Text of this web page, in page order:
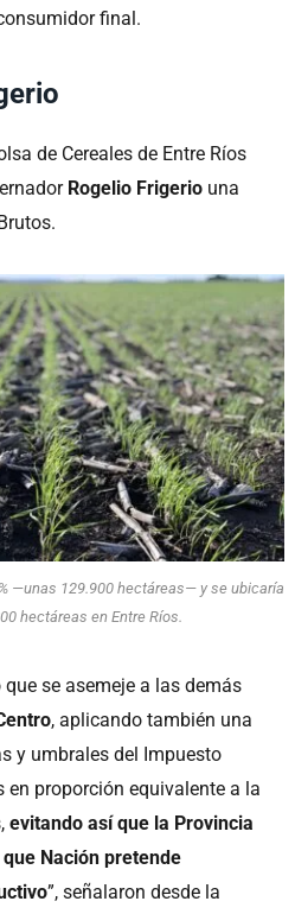
final.
de Cereales de Entre Ríos
Rogelio Frigerio una
—unas 129.900 hectáreas— y se ubicaría
hectáreas en Entre Ríos.
se asemeje a las demás
, aplicando también una
y umbrales del Impuesto
en proporción equivalente a la
evitando así que la Provincia
Nación pretende
”, señalaron desde la